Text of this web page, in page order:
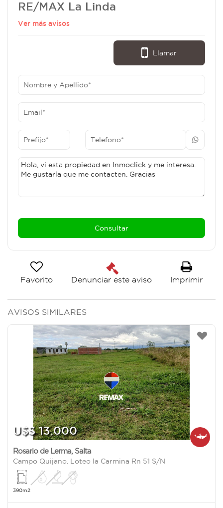
RE/MAX La Linda
Ver más avisos
Llamar
Favorito Denunciar este aviso Imprimir
AVISOS SIMILARES
U$S 13.000
Rosario de Lerma, Salta
Campo Quijano. Loteo la Carmina Rn 51 S/N
390m2